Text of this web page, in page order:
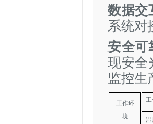
数据交
系统对
安全可
现安全
监控生
工作环
境